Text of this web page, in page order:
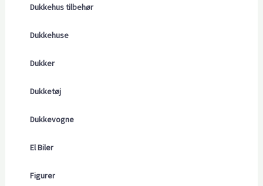
Dukkehus tilbehør
Dukkehuse
Dukker
Dukketøj
Dukkevogne
El Biler
Figurer